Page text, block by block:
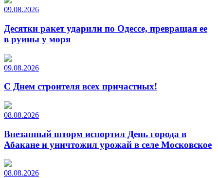
09.08.2026
Десятки ракет ударили по Одессе, превращая ее
в руины у моря
09.08.2026
С Днем строителя всех причастных!
08.08.2026
Внезапный шторм испортил День города в
Абакане и уничтожил урожай в селе Московское
08.08.2026